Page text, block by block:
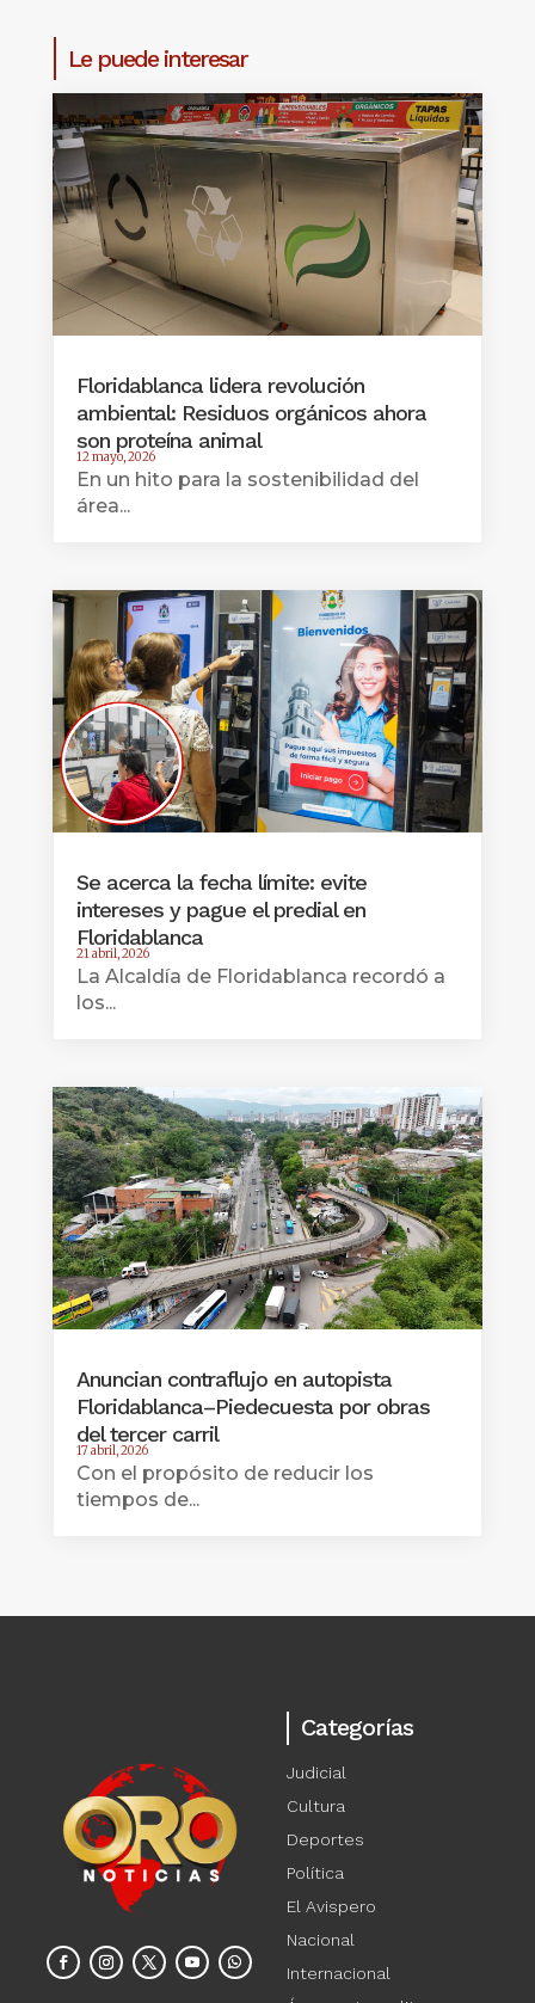
Le puede interesar
Floridablanca lidera revolución
ambiental: Residuos orgánicos ahora
son proteína animal
12 mayo, 2026
En un hito para la sostenibilidad del
área...
Se acerca la fecha límite: evite
intereses y pague el predial en
Floridablanca
21 abril, 2026
La Alcaldía de Floridablanca recordó a
los...
Anuncian contraflujo en autopista
Floridablanca–Piedecuesta por obras
del tercer carril
17 abril, 2026
Con el propósito de reducir los
tiempos de...
Categorías
Judicial
Cultura
Deportes
Política
El Avispero
Nacional
Internacional